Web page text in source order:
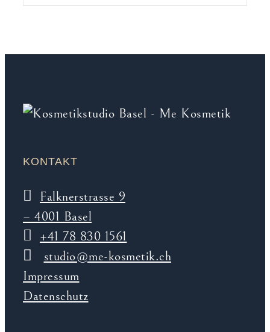
KONTAKT
Falknerstrasse 9
– 4001 Basel
+41 78 830 1561
studio@me-kosmetik.ch
Impressum
Datenschutz